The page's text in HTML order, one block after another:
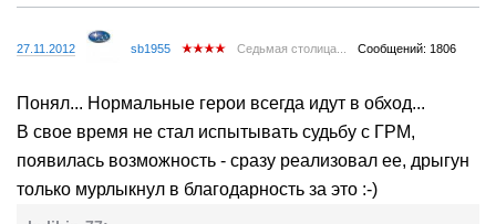
27.11.2012 sb1955 Седьмая столица... Сообщений: 1806
Понял... Нормальные герои всегда идут в обход...
В свое время не стал испытывать судьбу с ГРМ,
появилась возможность - сразу реализовал ее, дрыгун
только мурлыкнул в благодарность за это :-)